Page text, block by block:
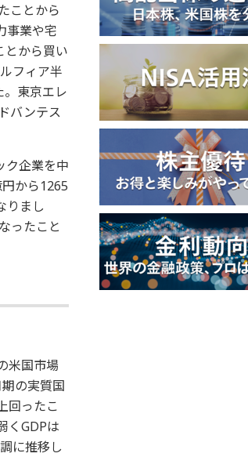
ことから
事業や宅
とから買い
フィア半
。東京エレ
バンテス
ク企業を中
から1265
りまし
ったこと
米国市場
の実質国
回ったこ
くGDPは
に推移し